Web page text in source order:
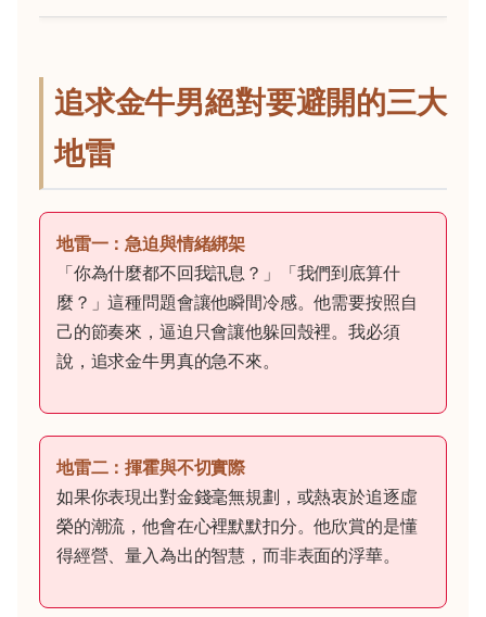
追求金牛男絕對要避開的三大
地雷
地雷一：急迫與情緒綁架
「你為什麼都不回我訊息？」「我們到底算什
麼？」這種問題會讓他瞬間冷感。他需要按照自
己的節奏來，逼迫只會讓他躲回殼裡。我必須
說，追求金牛男真的急不來。
地雷二：揮霍與不切實際
如果你表現出對金錢毫無規劃，或熱衷於追逐虛
榮的潮流，他會在心裡默默扣分。他欣賞的是懂
得經營、量入為出的智慧，而非表面的浮華。